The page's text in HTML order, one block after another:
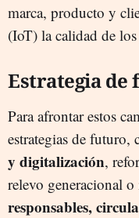
marca, producto y
(IoT) la calidad de
Estrategia de
Para afrontar estos
estrategias de futuro,
y digitalización,
relevo generacional
responsables,